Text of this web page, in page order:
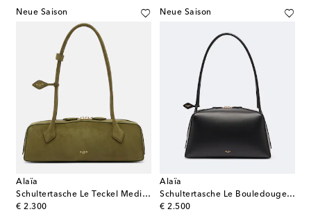
Neue Saison
Alaïa
Schultertasche Le Teckel Medium aus Veloursleder
€ 2.300
original price
Neue Saison
Alaïa
Schultertasche Le Bouledouge Medium aus Leder
€ 2.500
original price